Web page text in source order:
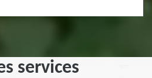
services